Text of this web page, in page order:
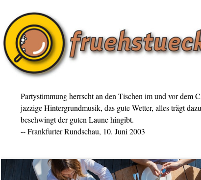
Partystimmung herrscht an den Tischen im und vor dem
jazzige Hintergrundmusik, das gute Wetter, alles trägt
beschwingt der guten Laune hingibt.
-- Frankfurter Rundschau, 10. Juni 2003